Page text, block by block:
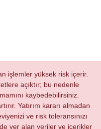
işlemler yüksek risk içerir.
açıktır; bu nedenle
kaybedebilirsiniz.
Yatırım kararı almadan
ve risk toleransınızı
yer alan veriler ve içerikler